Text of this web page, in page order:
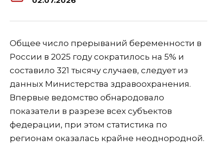
Общее число прерываний беременности в
России в 2025 году сократилось на 5% и
составило 321 тысячу случаев, следует из
данных Министерства здравоохранения.
Впервые ведомство обнародовало
показатели в разрезе всех субъектов
федерации, при этом статистика по
регионам оказалась крайне неоднородной.